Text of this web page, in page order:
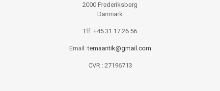
2000 Frederiksberg
Danmark
Tlf: +45 31 17 26 56
Email:temaantik@gmail.com
CVR : 27196713